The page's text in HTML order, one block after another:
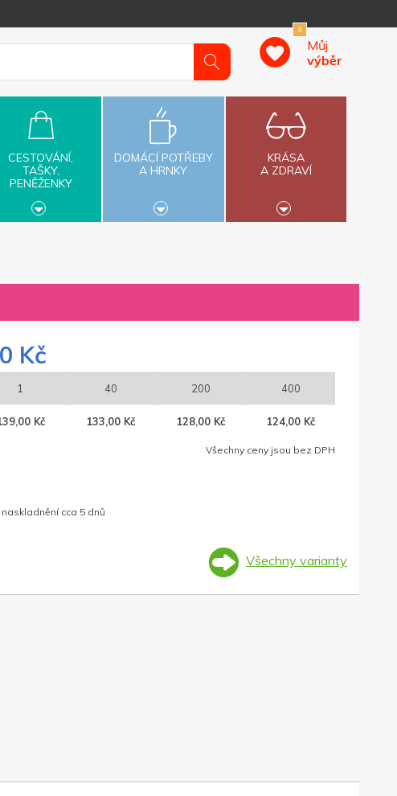
0
Můj
výběr
CESTOVÁNÍ,
TAŠKY,
PENĚŽENKY
DOMÁCÍ POTŘEBY
A HRNKY
KRÁSA
A ZDRAVÍ
Kč
1 40 200 400
Kč 133,00 Kč 128,00 Kč 124,00 Kč
Všechny ceny jsou bez DPH
naskladnění cca 5 dnů
Všechny varianty